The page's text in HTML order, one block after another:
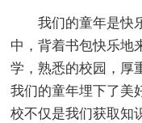
我们的童年是快
中，背着书包快乐地
学，熟悉的校园，厚
我们的童年埋下了美
校不仅是我们获取知